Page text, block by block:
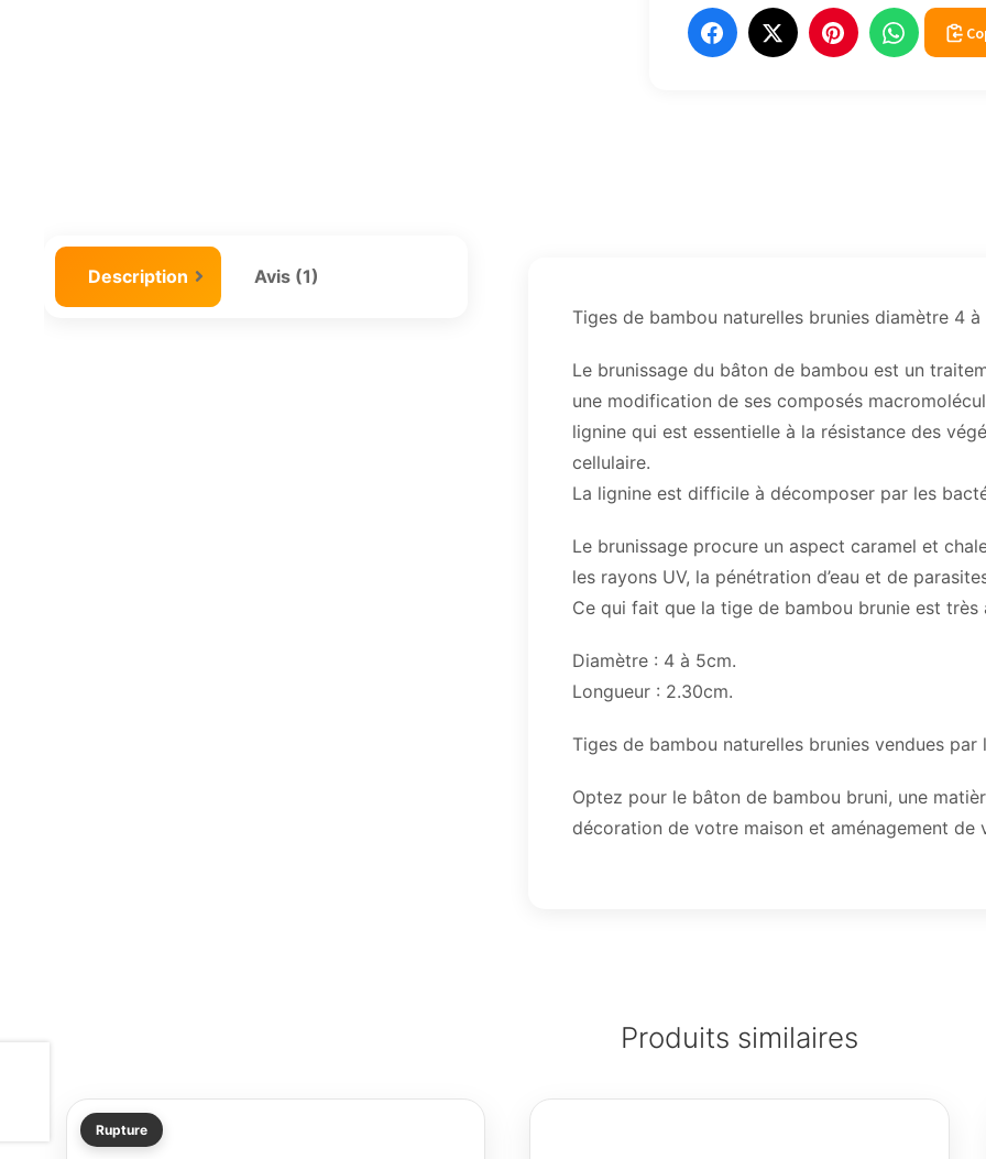
Description
Avis (1)
Tiges de bambou naturelles brunies diamètre 4
Le brunissage du bâton de bambou est un
une modification de ses composés
lignine qui est essentielle à la résistance des
cellulaire.
La lignine est difficile à décomposer par les
Le brunissage procure un aspect caramel et
les rayons UV, la pénétration d’eau et de
Ce qui fait que la tige de bambou brunie est
Diamètre : 4 à 5cm.
Longueur : 2.30cm.
Tiges de bambou naturelles brunies vendues par
Optez pour le bâton de bambou bruni, une
décoration de votre maison et aménagement de
Produits similaires
Rupture